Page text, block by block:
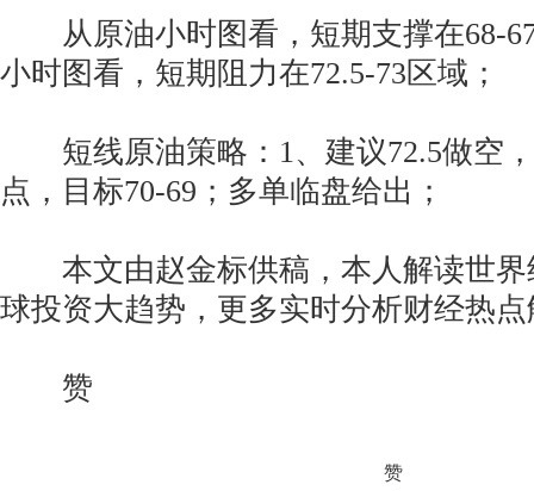
从原油小时图看，短期支撑在68-
小时图看，短期阻力在72.5-73区域；
短线原油策略：1、建议72.5做空，
点，目标70-69；多单临盘给出；
本文由赵金标供稿，本人解读世界
球投资大趋势，更多实时分析财经热
赞
赞